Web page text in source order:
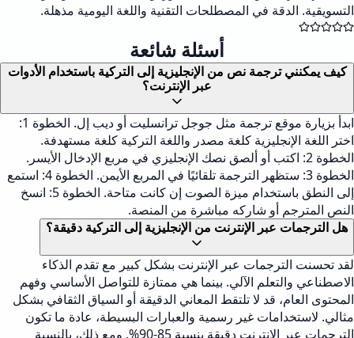
التسويقية. الدقة في المصطلحات التقنية واللغة اليومية مذهلة.
أسئلة شائعة
كيف يمكنني ترجمة نص من الإنجليزية إلى التركية باستخدام الأدوات
عبر الإنترنت؟
ابدأ بزيارة موقع ترجمة مثل جوجل ترانسليت أو ديب إل. الخطوة 1:
اختر اللغة الإنجليزية كلغة مصدر واللغة التركية كلغة مستهدفة.
الخطوة 2: اكتب أو ألصق نصك الإنجليزي في مربع الإدخال الأيسر.
الخطوة 3: ستظهر الترجمة تلقائيًا في المربع الأيمن. الخطوة 4: استمع
إلى النطق باستخدام ميزة الصوت إن كانت متاحة. الخطوة 5: انسخ
النص المترجم أو شاركه مباشرة من المنصة.
هل الترجمات عبر الإنترنت من الإنجليزية إلى التركية دقيقة؟
لقد تحسنت الترجمات عبر الإنترنت بشكل كبير مع تقدم الذكاء
الاصطناعي والتعلم الآلي. بينما هي ممتازة للتواصل الأساسي وفهم
المحتوى العام، قد لا تلتقط المعاني الدقيقة أو السياق الثقافي بشكل
مثالي. لاستخدامات غير رسمية والعبارات البسيطة، عادة ما تكون
الترجمات عبر الإنترنت دقيقة بنسبة 85-90%. ومع ذلك، بالنسبة